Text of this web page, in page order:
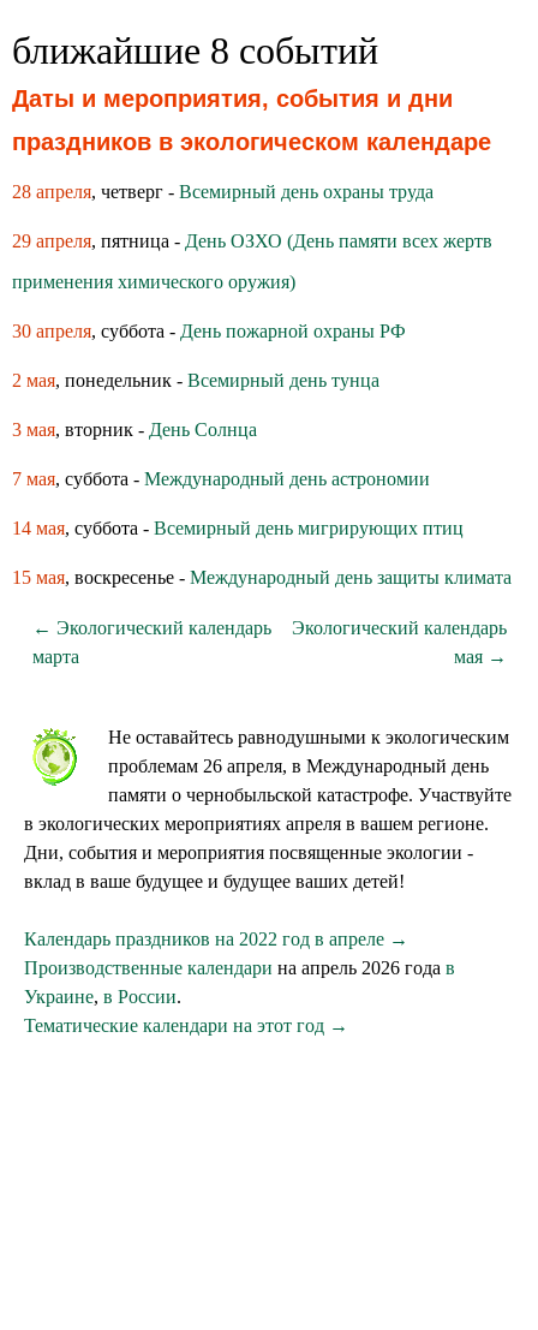
ближайшие 8 событий
Даты и мероприятия, события и дни
праздников в экологическом календаре
28 апреля, четверг - Всемирный день охраны труда
29 апреля, пятница - День ОЗХО (День памяти всех жертв
применения химического оружия)
30 апреля, суббота - День пожарной охраны РФ
2 мая, понедельник - Всемирный день тунца
3 мая, вторник - День Солнца
7 мая, суббота - Международный день астрономии
14 мая, суббота - Всемирный день мигрирующих птиц
15 мая, воскресенье - Международный день защиты климата
← Экологический календарь
марта
Экологический календарь
мая →
Не оставайтесь равнодушными к экологическим
проблемам 26 апреля, в Международный день
памяти о чернобыльской катастрофе. Участвуйте
в экологических мероприятиях апреля в вашем регионе.
Дни, события и мероприятия посвященные экологии -
вклад в ваше будущее и будущее ваших детей!
Календарь праздников на 2022 год в апреле →
Производственные календари на апрель 2026 года в
Украине, в России.
Тематические календари на этот год →